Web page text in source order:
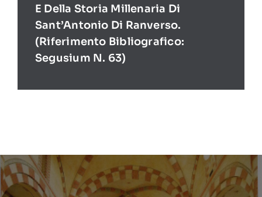
E Della Storia Millenaria Di
Sant’Antonio Di Ranverso.
(Riferimento Bibliografico:
Segusium N. 63)